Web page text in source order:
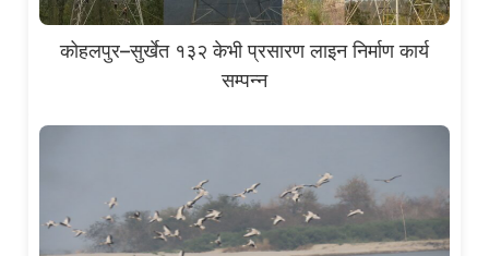
कोहलपुर–सुर्खेत १३२ केभी प्रसारण लाइन निर्माण कार्य
सम्पन्न